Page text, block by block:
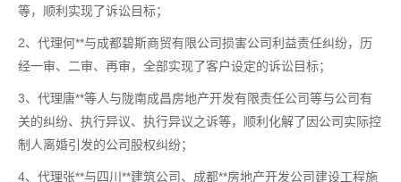
等，顺利实现了诉讼目标；
2、代理何**与成都碧斯商贸有限公司损害公司利益责任纠纷，历
经一审、二审、再审，全部实现了客户设定的诉讼目标；
3、代理唐**等人与陇南成昌房地产开发有限责任公司等与公司有
关的纠纷、执行异议、执行异议之诉等，顺利化解了因公司实际控
制人离婚引发的公司股权纠纷；
4、代理张**与四川**建筑公司、成都**房地产开发公司建设工程施